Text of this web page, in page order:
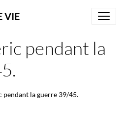
VIE
pendant la